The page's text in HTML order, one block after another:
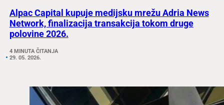
Alpac Capital kupuje medijsku mrežu Adria News
Network, finalizacija transakcija tokom druge
polovine 2026.
4 MINUTA ČITANJA
29. 05. 2026.